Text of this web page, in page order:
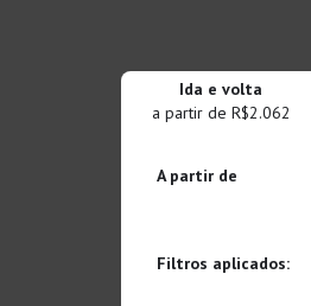
Ida e volta
a partir de R$2.062
A partir de
Filtros aplicados: